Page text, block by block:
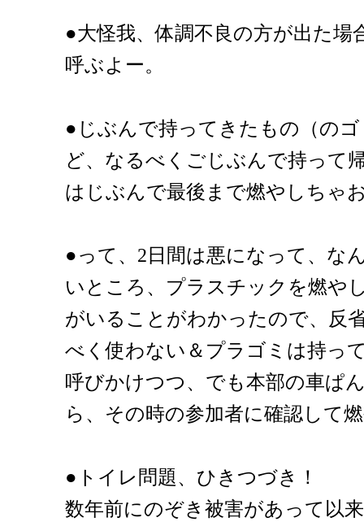
●大怪我、体調不良の方が出た場
呼ぶよー。
●じぶんで持ってきたもの（の
ど、なるべくごじぶんで持って
はじぶんで最後まで燃やしちゃ
●って、2日間は悪になって、な
いところ、プラスチックを燃や
がいることがわかったので、反
べく使わない＆プラゴミは持っ
呼びかけつつ、でも本部の車ぱ
ら、その時の参加者に確認して
●トイレ問題、ひきつづき！
数年前にのぞき被害があって以